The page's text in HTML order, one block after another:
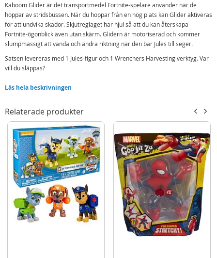
Kaboom Glider är det transportmedel Fortnite-spelare använder när de
hoppar av stridsbussen. När du hoppar från en hög plats kan Glider aktiveras
för att undvika skador. Skjutreglaget har hjul så att du kan återskapa
Fortnite-ögonblick även utan skärm. Glidern är motoriserad och kommer
slumpmässigt att vända och ändra riktning när den bär Jules till seger.
Satsen levereras med 1 Jules-figur och 1 Wrenchers Harvesting verktyg. Var
vill du släppas?
1 Jules-figur
1 Wrenchers Harvesting verktyg
Detaljer:
Höjd figur: 10 cm
Längd Glider: 10 cm
Batterikrav: 2 x AAA-batterier (ingår ej)
Rek ålder: från 8 år
information
Modell 922-0650
191726389965
Läs hela beskrivningen
Relaterade produkter